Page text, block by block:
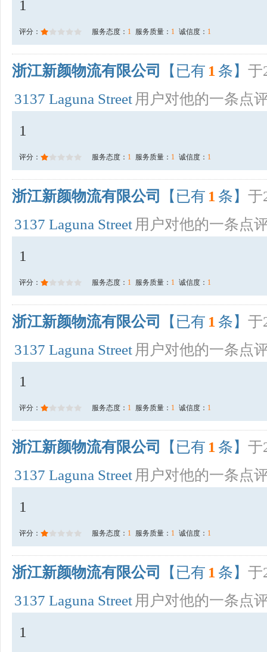
1
评分： 服务态度： 1 服务质量： 1 诚信度： 1
浙江新颜物流有限公司 【已有 1 条】 于
3137 Laguna Street 用户对他的一条点
1
评分： 服务态度： 1 服务质量： 1 诚信度： 1
浙江新颜物流有限公司 【已有 1 条】 于
3137 Laguna Street 用户对他的一条点
1
评分： 服务态度： 1 服务质量： 1 诚信度： 1
浙江新颜物流有限公司 【已有 1 条】 于
3137 Laguna Street 用户对他的一条点
1
评分： 服务态度： 1 服务质量： 1 诚信度： 1
浙江新颜物流有限公司 【已有 1 条】 于
3137 Laguna Street 用户对他的一条点
1
评分： 服务态度： 1 服务质量： 1 诚信度： 1
浙江新颜物流有限公司 【已有 1 条】 于
3137 Laguna Street 用户对他的一条点
1